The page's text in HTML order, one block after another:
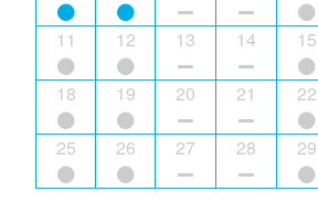
11 12 13 14 15
18 19 20 21 22
25 26 27 28 29